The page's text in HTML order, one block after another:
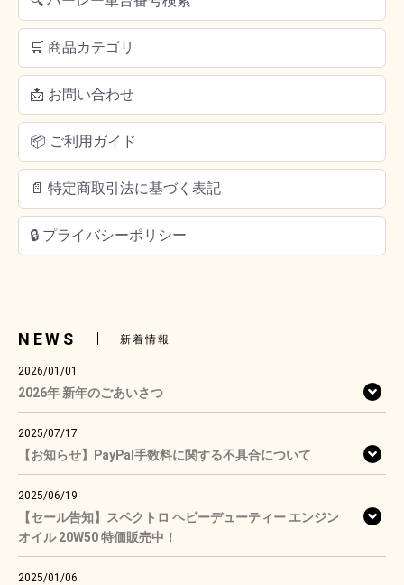
🛒 商品カテゴリ
📩 お問い合わせ
📦 ご利用ガイド
📄 特定商取引法に基づく表記
🔒 プライバシーポリシー
NEWS 新着情報
2026/01/01
2026年 新年のごあいさつ
2025/07/17
【お知らせ】PayPal手数料に関する不具合について
2025/06/19
【セール告知】スペクトロ ヘビーデューティー エンジン
オイル 20W50 特価販売中！
2025/01/06